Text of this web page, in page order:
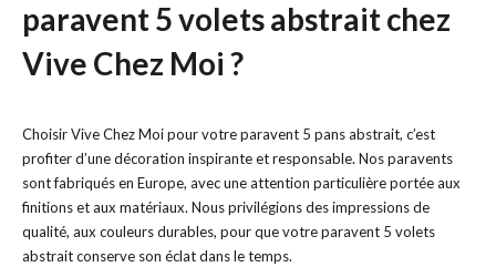
paravent 5 volets abstrait chez
Vive Chez Moi ?
Choisir Vive Chez Moi pour votre paravent 5 pans abstrait, c’est
profiter d’une décoration inspirante et responsable. Nos paravents
sont fabriqués en Europe, avec une attention particulière portée aux
finitions et aux matériaux. Nous privilégions des impressions de
qualité, aux couleurs durables, pour que votre paravent 5 volets
abstrait conserve son éclat dans le temps.